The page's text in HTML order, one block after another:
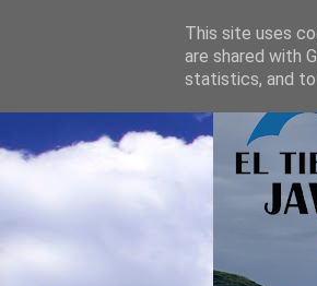
This site uses
are shared with
statistics, and